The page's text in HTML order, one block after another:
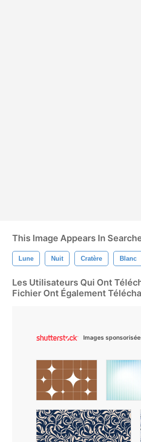
This Image Appears In
Lune Nuit Cratère Blanc
Les Utilisateurs Qui Ont
Fichier Ont Également
Images